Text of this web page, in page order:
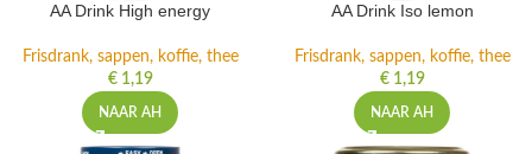
AA Drink High energy
Frisdrank, sappen, koffie, thee
€1,19
NAAR AH
AA Drink Iso lemon
Frisdrank, sappen, koffie, thee
€1,19
NAAR AH